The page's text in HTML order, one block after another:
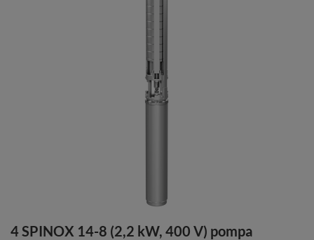
4 SPINOX 14-8 (2,2 kW, 400 V) pompa